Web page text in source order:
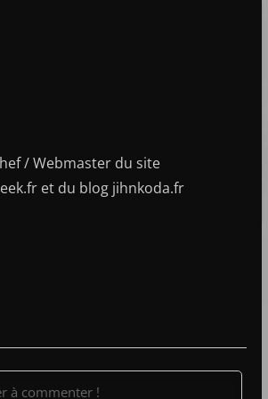
/ Webmaster du site
et du blog jihnkoda.fr